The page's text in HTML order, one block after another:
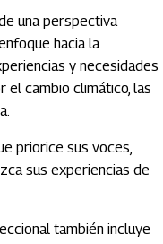
una perspectiva
hacia la
y necesidades
el cambio climático, las
priorice sus voces,
sus experiencias de
también incluye